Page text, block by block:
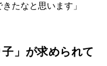
たなと思います」
」が求められて